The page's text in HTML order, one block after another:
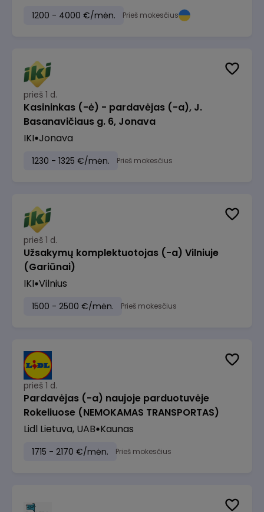
1200 - 4000 €/mėn. Prieš mokesčius
prieš 1 d.
Kasininkas (-ė) - pardavėjas (-a), J.
Basanavičiaus g. 6, Jonava
IKI Jonava
1230 - 1325 €/mėn. Prieš mokesčius
prieš 1 d.
Užsakymų komplektuotojas (-a) Vilniuje
(Gariūnai)
IKI Vilnius
1500 - 2500 €/mėn. Prieš mokesčius
prieš 1 d.
Pardavėjas (-a) naujoje parduotuvėje
Rokeliuose (NEMOKAMAS TRANSPORTAS)
Lidl Lietuva, UAB Kaunas
1715 - 2170 €/mėn. Prieš mokesčius